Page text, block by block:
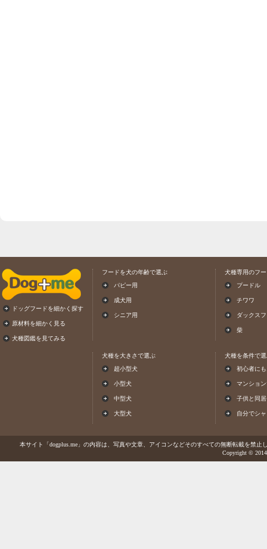
ドッグフードを細かく探す
原材料を細かく見る
犬種図鑑を見てみる
フードを犬の年齢で選ぶ
パピー用
成犬用
シニア用
犬種専用のフ
プードル
チワワ
ダックス
柴
犬種を大きさで選ぶ
超小型犬
小型犬
中型犬
大型犬
犬種を条件で
初心者に
マンショ
子供と同
自分でシ
本サイト「dogplus.me」の内容は、写真や文章、アイコンなどそのすべての無断転載を禁
Copyright ©